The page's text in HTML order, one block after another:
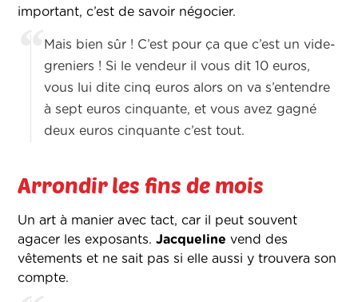
important, c’est de savoir négocier.
Mais bien sûr ! C’est pour ça que c’est un vide-
greniers ! Si le vendeur il vous dit 10 euros,
vous lui dite cinq euros alors on va s’entendre
à sept euros cinquante, et vous avez gagné
deux euros cinquante c’est tout.
Arrondir les fins de mois
Un art à manier avec tact, car il peut souvent
agacer les exposants.Jacqueline vend des
vêtements et ne sait pas si elle aussi y trouvera son
compte.